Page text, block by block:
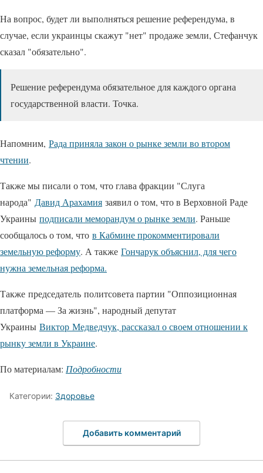
На вопрос, будет ли выполняться решение референдума, в
случае, если украинцы скажут "нет" продаже земли, Стефанчук
сказал "обязательно".
Решение референдума обязательное для каждого органа
государственной власти. Точка.
Напомним, Рада приняла закон о рынке земли во втором
чтении.
Также мы писали о том, что глава фракции "Слуга
народа" Давид Арахамия заявил о том, что в Верховной Раде
Украины подписали меморандум о рынке земли. Раньше
сообщалось о том, что в Кабмине прокомментировали
земельную реформу. А также Гончарук объяснил, для чего
нужна земельная реформа.
Также председатель политсовета партии "Оппозиционная
платформа — За жизнь", народный депутат
Украины Виктор Медведчук, рассказал о своем отношении к
рынку земли в Украине.
По материалам: Подробности
Категории: Здоровье
Добавить комментарий